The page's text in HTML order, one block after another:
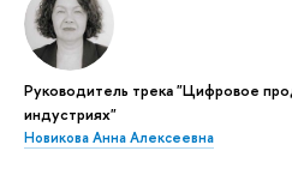
Руководитель трека "Цифровое
индустриях"
Новикова Анна Алексеевна